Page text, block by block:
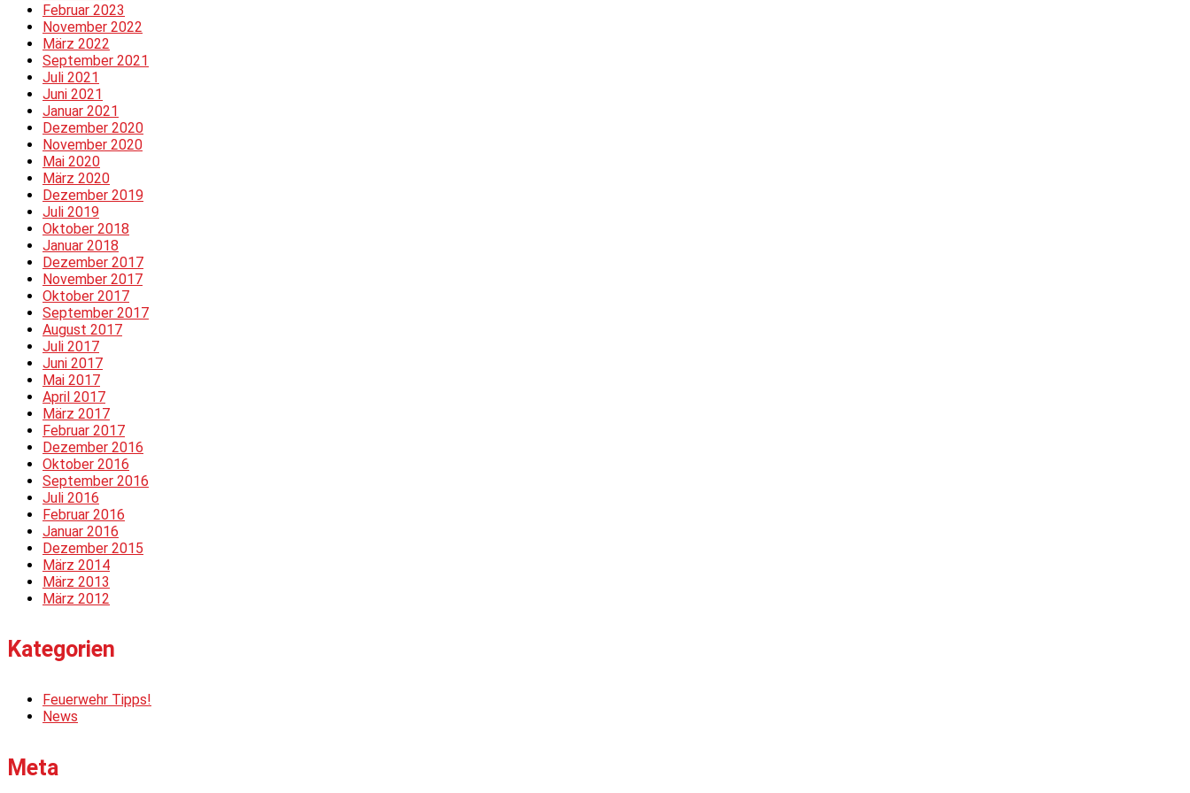
Februar 2023
November 2022
März 2022
September 2021
Juli 2021
Juni 2021
Januar 2021
Dezember 2020
November 2020
Mai 2020
März 2020
Dezember 2019
Juli 2019
Oktober 2018
Januar 2018
Dezember 2017
November 2017
Oktober 2017
September 2017
August 2017
Juli 2017
Juni 2017
Mai 2017
April 2017
März 2017
Februar 2017
Dezember 2016
Oktober 2016
September 2016
Juli 2016
Februar 2016
Januar 2016
Dezember 2015
März 2014
März 2013
März 2012
Kategorien
Feuerwehr Tipps!
News
Meta